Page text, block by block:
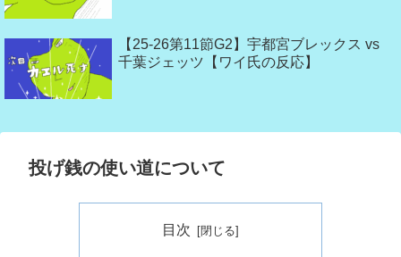
【25-26第11節G2】宇都宮ブレックス vs
千葉ジェッツ【ワイ氏の反応】
投げ銭の使い道について
目次